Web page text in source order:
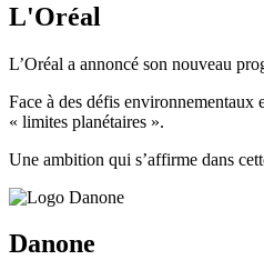
L'Oréal
L’Oréal a annoncé son nouveau
Face à des défis environnementaux
« limites planétaires ».
Une ambition qui s’affirme dans
Danone